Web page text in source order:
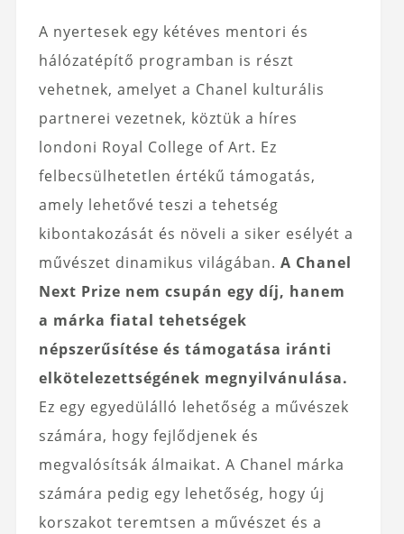
A nyertesek egy kétéves mentori és
hálózatépítő programban is részt
vehetnek, amelyet a Chanel kulturális
partnerei vezetnek, köztük a híres
londoni Royal College of Art. Ez
felbecsülhetetlen értékű támogatás,
amely lehetővé teszi a tehetség
kibontakozását és növeli a siker esélyét a
művészet dinamikus világában. A Chanel
Next Prize nem csupán egy díj, hanem
a márka fiatal tehetségek
népszerűsítése és támogatása iránti
elkötelezettségének megnyilvánulása.
Ez egy egyedülálló lehetőség a művészek
számára, hogy fejlődjenek és
megvalósítsák álmaikat. A Chanel márka
számára pedig egy lehetőség, hogy új
korszakot teremtsen a művészet és a